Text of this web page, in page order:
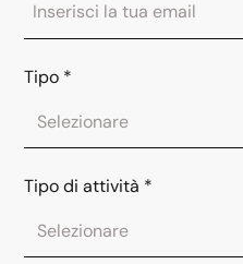
Tipo *
Tipo di attività *